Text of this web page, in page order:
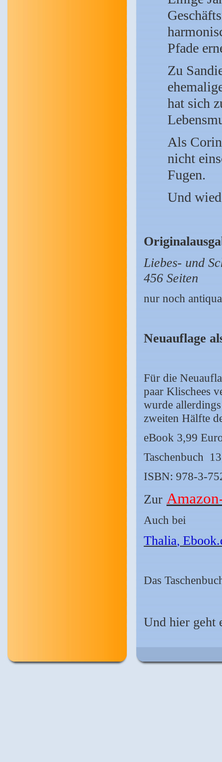
Pfade
Zu
hat sich
Als
nicht
Fugen.
Und
Liebes- und
456 Seiten
nur noch
Neuauflage
Für die
paar Klischees
wurde
zweiten Hälfte
eBook 3,99
Taschenbuch
ISBN: 978-3-
Zur
Auch bei
Thalia,
Das
Und hier geht